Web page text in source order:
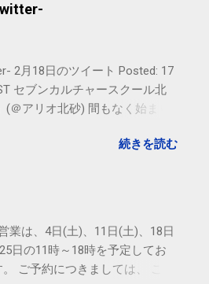
2月18日のツイート Posted: 17
セブンカルチャースクール北
＠アリオ北砂) 間もなく始まり
from サクマフィジカルコ
- Twilog To stop
by Google Google Inc., 1600
Mountain View, CA 94043,
続きを読む
業は、4日(土)、11日(土)、18日
日の11時～18時を予定してお
。 ご予約につきましては、 こち